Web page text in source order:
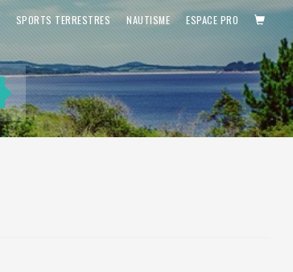
SPORTS TERRESTRES NAUTISME ESPACE PRO